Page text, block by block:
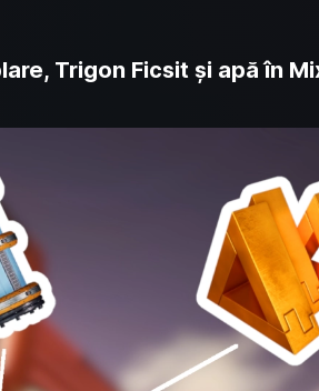
Trigon Ficsit și apă în